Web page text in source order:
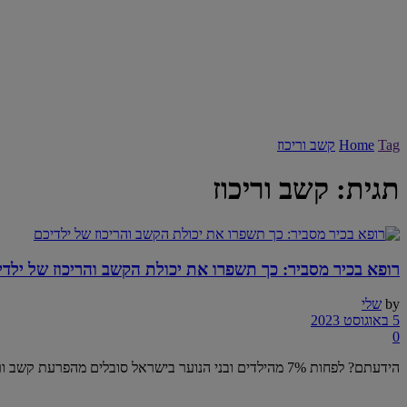
Home Tag קשב וריכוז
תגית: קשב וריכוז
רופא בכיר מסביר: כך תשפרו את יכולת הקשב והריכוז של
by שלי
5 באוגוסט 2023
0
הידעתם? לפחות 7% מהילדים ובני הנוער בישראל סובלים מהפרעת קשב וריכוז (ADHD), רבים מהם לא מאובחנים, ואם לא יעזרו בטיפול ...